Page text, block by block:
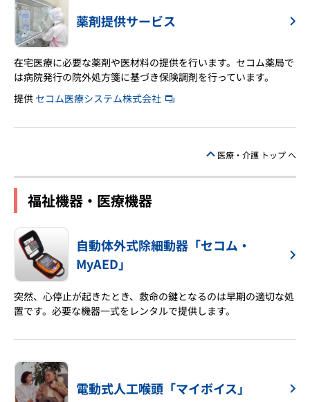
薬剤提供サービス
在宅医療に必要な薬剤や医材料の提供を行います。セコム薬局で
は病院発行の院外処方箋に基づき保険調剤を行っています。
提供 セコム医療システム株式会社
医療・介護 トップ へ
福祉機器・医療機器
自動体外式除細動器「セコム・
MyAED」
突然、心停止が起きたとき、救命の鍵となるのは早期の適切な処
置です。必要な機器一式をレンタルで提供します。
電動式人工喉頭「マイボイス」